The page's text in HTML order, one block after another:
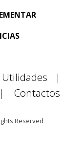
Utilidades
|
| Contactos
Reserved